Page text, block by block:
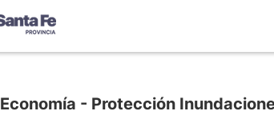
Economía - Protección